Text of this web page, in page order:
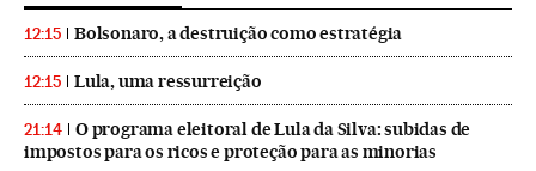
12:15 Bolsonaro, a destruição como estratégia
12:15 Lula, uma ressurreição
21:14
O programa eleitoral de Lula da Silva: subidas de
impostos para os ricos e proteção para as minorias